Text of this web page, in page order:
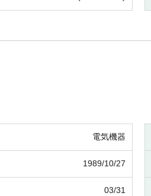
電気機器
1989/10/27
03/31